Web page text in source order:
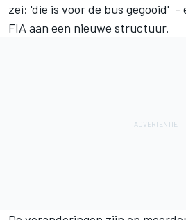
zei: 'die is voor de bus gegooid'
FIA aan een nieuwe structuur.